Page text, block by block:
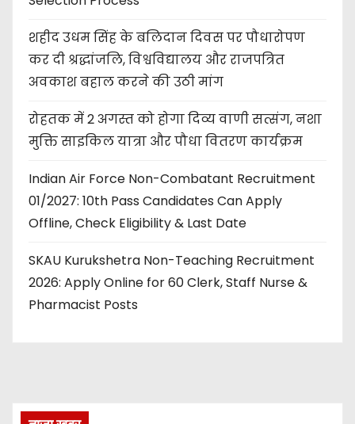
शहीद उधम सिंह के बलिदान दिवस पर पौधारोपण
कर दी श्रद्धांजलि, विश्वविद्यालय और राजपत्रित
अवकाश बहाल करने की उठी मांग
रोहतक में 2 अगस्त को होगा दिव्य वाणी सत्संग, नशा
मुक्ति साइकिल यात्रा और पौधा वितरण कार्यक्रम
Indian Air Force Non-Combatant Recruitment
01/2027: 10th Pass Candidates Can Apply
Offline, Check Eligibility & Last Date
SKAU Kurukshetra Non-Teaching Recruitment
2026: Apply Online for 60 Clerk, Staff Nurse &
Pharmacist Posts